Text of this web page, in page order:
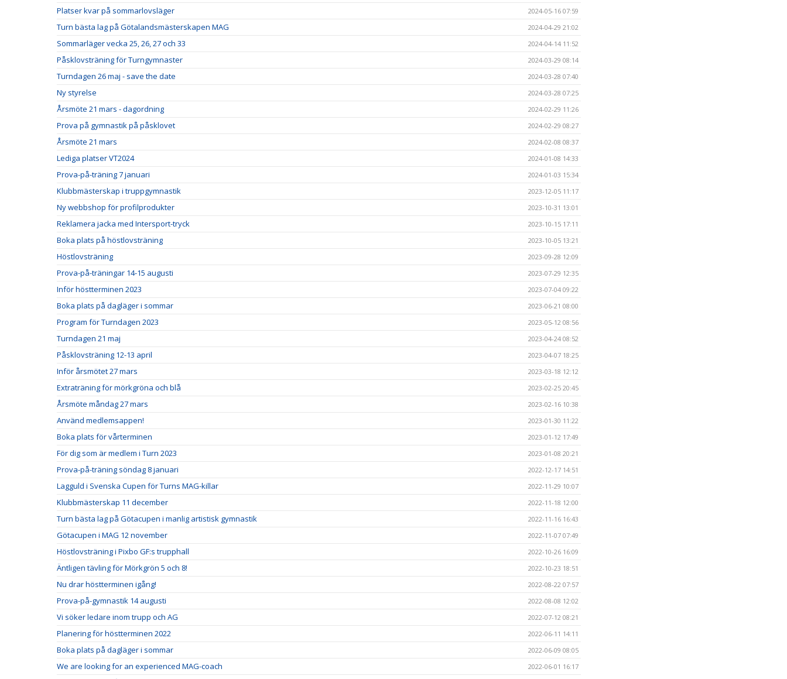
Platser kvar på sommarlovsläger 2024-05-16 07:59
Turn bästa lag på Götalandsmästerskapen MAG 2024-04-29 21:02
Sommarläger vecka 25, 26, 27 och 33 2024-04-14 11:52
Påsklovsträning för Turngymnaster 2024-03-29 08:14
Turndagen 26 maj - save the date 2024-03-28 07:40
Ny styrelse 2024-03-28 07:25
Årsmöte 21 mars - dagordning 2024-02-29 11:26
Prova på gymnastik på påsklovet 2024-02-29 08:27
Årsmöte 21 mars 2024-02-08 08:37
Lediga platser VT2024 2024-01-08 14:33
Prova-på-träning 7 januari 2024-01-03 15:34
Klubbmästerskap i truppgymnastik 2023-12-05 11:17
Ny webbshop för profilprodukter 2023-10-31 13:01
Reklamera jacka med Intersport-tryck 2023-10-15 17:11
Boka plats på höstlovsträning 2023-10-05 13:21
Höstlovsträning 2023-09-28 12:09
Prova-på-träningar 14-15 augusti 2023-07-29 12:35
Inför höstterminen 2023 2023-07-04 09:22
Boka plats på dagläger i sommar 2023-06-21 08:00
Program för Turndagen 2023 2023-05-12 08:56
Turndagen 21 maj 2023-04-24 08:52
Påsklovsträning 12-13 april 2023-04-07 18:25
Inför årsmötet 27 mars 2023-03-18 12:12
Extraträning för mörkgröna och blå 2023-02-25 20:45
Årsmöte måndag 27 mars 2023-02-16 10:38
Använd medlemsappen! 2023-01-30 11:22
Boka plats för vårterminen 2023-01-12 17:49
För dig som är medlem i Turn 2023 2023-01-08 20:21
Prova-på-träning söndag 8 januari 2022-12-17 14:51
Lagguld i Svenska Cupen för Turns MAG-killar 2022-11-29 10:07
Klubbmästerskap 11 december 2022-11-18 12:00
Turn bästa lag på Götacupen i manlig artistisk gymnastik 2022-11-16 16:43
Götacupen i MAG 12 november 2022-11-07 07:49
Höstlovsträning i Pixbo GF:s trupphall 2022-10-26 16:09
Äntligen tävling för Mörkgrön 5 och 8! 2022-10-23 18:51
Nu drar höstterminen igång! 2022-08-22 07:57
Prova-på-gymnastik 14 augusti 2022-08-08 12:02
Vi söker ledare inom trupp och AG 2022-07-12 08:21
Planering för höstterminen 2022 2022-06-11 14:11
Boka plats på dagläger i sommar 2022-06-09 08:05
We are looking for an experienced MAG-coach 2022-06-01 16:17